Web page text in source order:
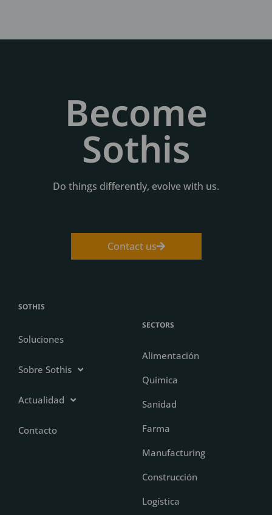
Become
Sothis
Do things differently, evolve with us.
Contact us
SOTHIS
Soluciones
Sobre Sothis
Actualidad
Contacto
SECTORS
Alimentación
Química
Sanidad
Farma
Manufacturing
Construcción
Logística